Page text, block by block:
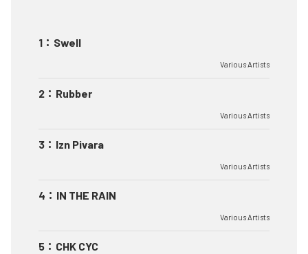
1 ： Swell
Various Artists
2 ： Rubber
Various Artists
3 ： Izn Pivara
Various Artists
4 ： IN THE RAIN
Various Artists
5 ： CHK CYC